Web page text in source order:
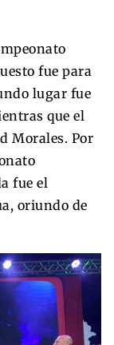
fue para
lugar fue
que el
Morales. Por
fue el
oriundo de